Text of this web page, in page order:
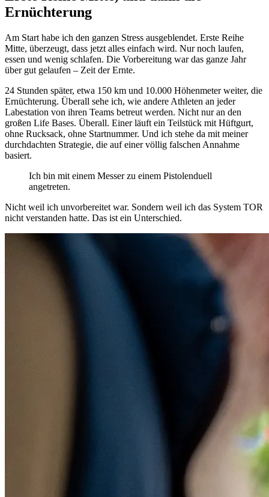
Ernüchterung
Am Start habe ich den ganzen Stress ausgeblendet. Erste Reihe
Mitte, überzeugt, dass jetzt alles einfach wird. Nur noch laufen,
essen und wenig schlafen. Die Vorbereitung war das ganze Jahr
über gut gelaufen – Zeit der Ernte.
24 Stunden später, etwa 150 km und 10.000 Höhenmeter weiter, die
Ernüchterung. Überall sehe ich, wie andere Athleten an jeder
Labestation von ihren Teams betreut werden. Nicht nur an den
großen Life Bases. Überall. Einer läuft ein Teilstück mit Hüftgurt,
ohne Rucksack, ohne Startnummer. Und ich stehe da mit meiner
durchdachten Strategie, die auf einer völlig falschen Annahme
basiert.
Ich bin mit einem Messer zu einem Pistolenduell
angetreten.
Nicht weil ich unvorbereitet war. Sondern weil ich das System TOR
nicht verstanden hatte. Das ist ein Unterschied.